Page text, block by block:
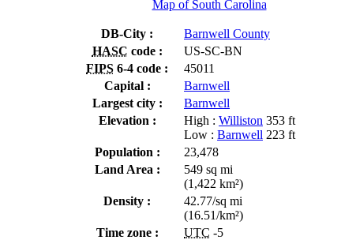
Map of South Carolina
DB-City :
Barnwell County
HASC code :
US-SC-BN
FIPS 6-4 code :
45011
Capital :
Barnwell
Largest city :
Barnwell
Elevation :
High : Williston 353 ft
Low : Barnwell 223 ft
Population :
23,478
Land Area :
549 sq mi
(1,422 km²)
Density :
42.77/sq mi
(16.51/km²)
Time zone :
UTC -5